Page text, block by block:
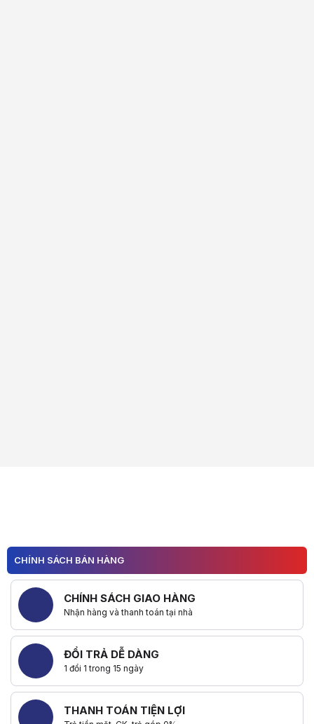
CHÍNH SÁCH BÁN HÀNG
CHÍNH SÁCH GIAO HÀNG
Nhận hàng và thanh toán tại nhà
ĐỔI TRẢ DỄ DÀNG
1 đổi 1 trong 15 ngày
THANH TOÁN TIỆN LỢI